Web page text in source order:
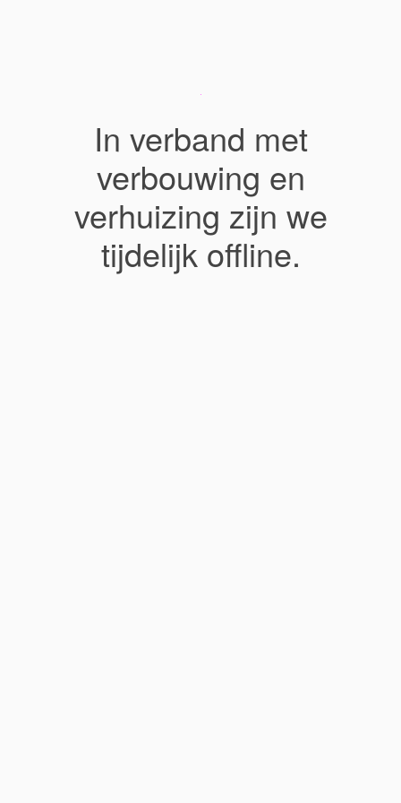
In verband met
verbouwing en
verhuizing zijn we
tijdelijk offline.